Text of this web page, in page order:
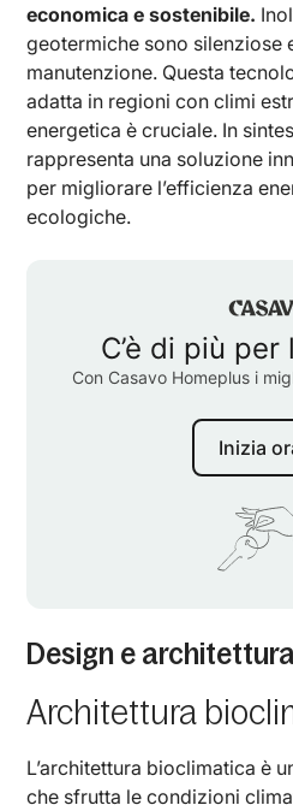
economica e sostenibile.
geotermiche sono silenziose
manutenzione. Questa
adatta in regioni con climi
energetica è cruciale. In
rappresenta una soluzione
per migliorare l’efficienza
ecologiche.
Design e
Architettura
L’architettura bioclimatica è
che sfrutta le condizioni